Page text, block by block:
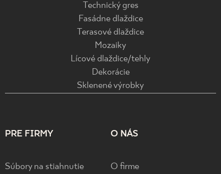
Technický gres
Fasádne dlaždice
Terasové dlaždice
Mozaiky
Lícové dlaždice/tehly
Dekorácie
Sklenené výrobky
PRE FIRMY
Súbory na stiahnutie
O NÁS
O firme